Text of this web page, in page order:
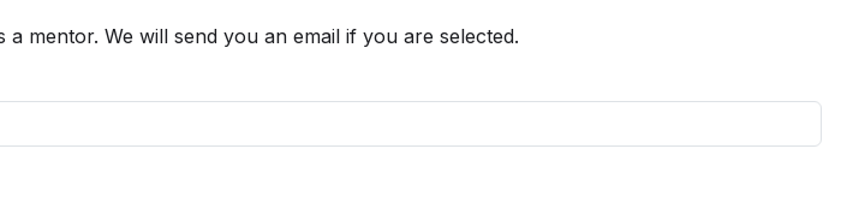
mentor. We will send you an email if you are selected.